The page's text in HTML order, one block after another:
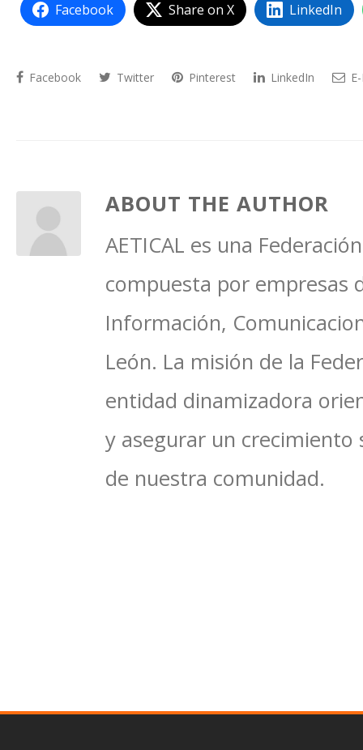
Facebook Share on X LinkedIn
Facebook Twitter Pinterest LinkedIn
ABOUT THE AUTHOR
AETICAL es una
compuesta por empresas
Información,
León. La misión de la
entidad dinamizadora
y asegurar un crecimiento
de nuestra comunidad.